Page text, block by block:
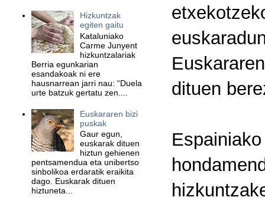
dituen
Hizkuntzak
egiten gaitu
Kataluniako
Carme Junyent
hizkuntzalariak
Berria egunkarian
esandakoak ni ere
hausnarrean jarri nau: “Duela
urte batzuk gertatu zen....
Euskararen bizi
puskak
Gaur egun,
euskarak dituen
hiztun gehienen
pentsamendua eta unibertso
sinbolikoa erdaratik eraikita
dago. Euskarak dituen
hiztuneta...